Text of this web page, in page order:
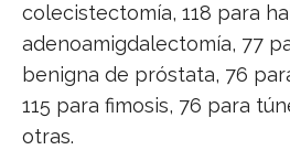
colecistectomía, 118 para
adenoamigdalectomía, 77
benigna de próstata, 76
115 para fimosis, 76 para
otras.